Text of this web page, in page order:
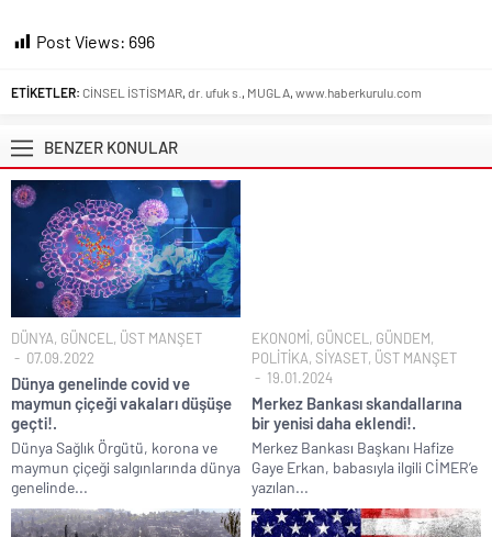
Post Views: 696
ETİKETLER: CİNSEL İSTİSMAR dr. ufuk s. MUGLA www.haberkurulu.com
BENZER KONULAR
DÜNYA, GÜNCEL , ÜST MANŞET
07.09.2022
Dünya genelinde covid ve
maymun çiçeği vakaları düşüşe
geçti!.
Dünya Sağlık Örgütü, korona ve
maymun çiçeği salgınlarında dünya
genelinde...
EKONOMİ, GÜNCEL , GÜNDEM,
POLİTİKA, SİYASET, ÜST MANŞET
19.01.2024
Merkez Bankası skandallarına
bir yenisi daha eklendi!.
Merkez Bankası Başkanı Hafize
Gaye Erkan, babasıyla ilgili CİMER’e
yazılan...